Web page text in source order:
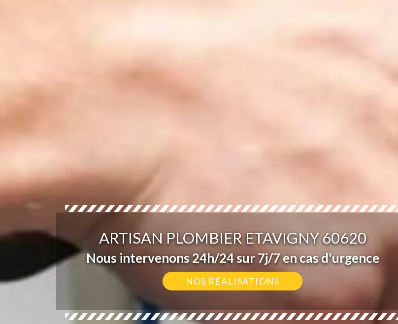
ARTISAN PLOMBIER ETAVIGNY 60620
Nous intervenons 24h/24 sur 7j/7 en cas d'urgence
NOS RÉALISATIONS